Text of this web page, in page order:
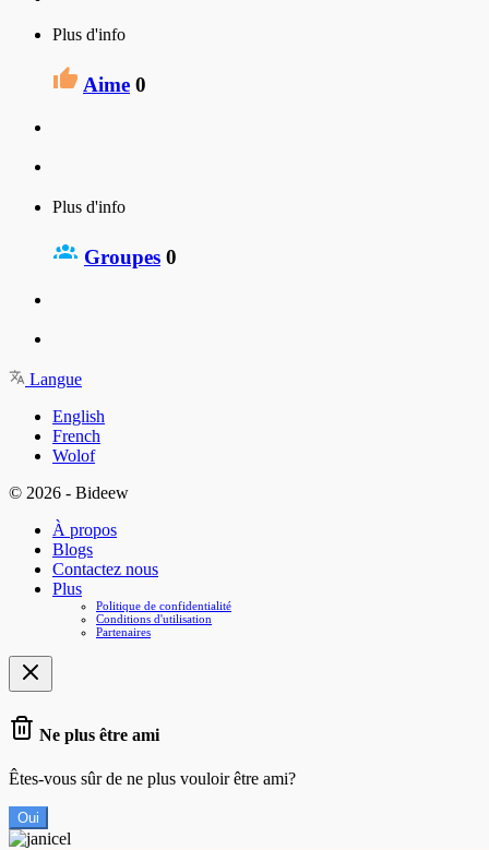
Plus d'info
Aime 0
Plus d'info
Groupes 0
Langue
English
French
Wolof
© 2026 - Bideew
À propos
Blogs
Contactez nous
Plus
Politique de confidentialité
Conditions d'utilisation
Partenaires
Ne plus être ami
Êtes-vous sûr de ne plus vouloir être ami?
Oui